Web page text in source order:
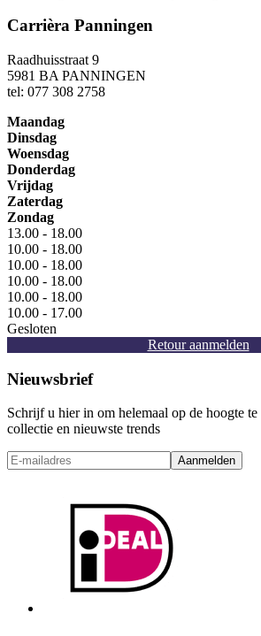
Carrièra Panningen
Raadhuisstraat 9
5981 BA PANNINGEN
tel: 077 308 2758
Maandag
Dinsdag
Woensdag
Donderdag
Vrijdag
Zaterdag
Zondag
13.00 - 18.00
10.00 - 18.00
10.00 - 18.00
10.00 - 18.00
10.00 - 18.00
10.00 - 17.00
Gesloten
Retour aanmelden
Nieuwsbrief
Schrijf u hier in om helemaal op de hoogte
collectie en nieuwste trends
Aanmelden